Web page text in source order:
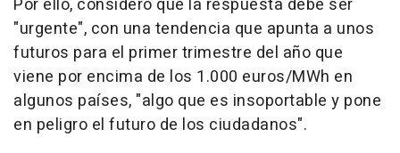
"urgente", con una tendencia que apunta a unos
futuros para el primer trimestre del año que
viene por encima de los 1.000 euros/MWh en
algunos países, "algo que es insoportable y pone
en peligro el futuro de los ciudadanos".